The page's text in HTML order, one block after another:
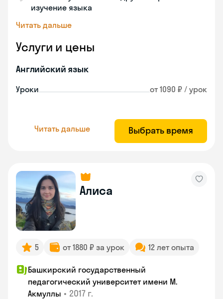
изучение языка
Читать дальше
Услуги и цены
Английский язык
Уроки от 1090 ₽ / урок
Читать дальше Выбрать время
Алиса
5 от 1880 ₽ за урок 12 лет опыта
Башкирский государственный
педагогический университет имени М.
Акмуллы • 2017 г.